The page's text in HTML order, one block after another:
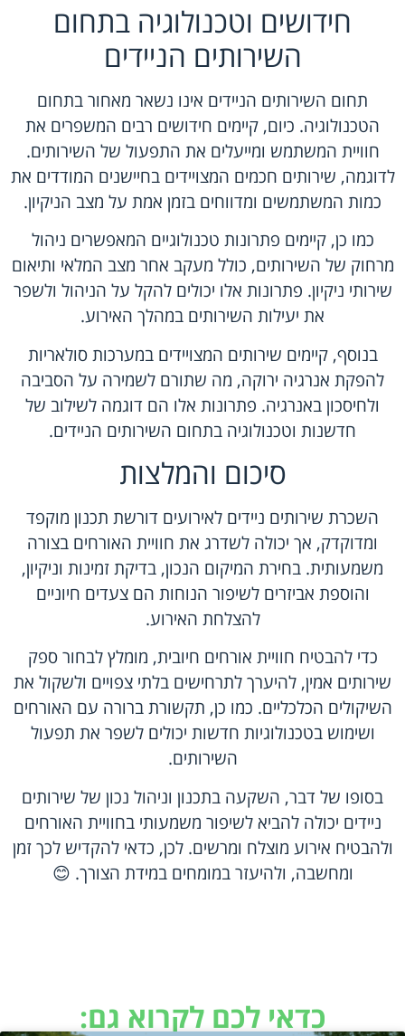
חידושים וטכנולוגיה בתחום
השירותים הניידים
תחום השירותים הניידים אינו נשאר מאחור בתחום
הטכנולוגיה. כיום, קיימים חידושים רבים המשפרים את
חוויית המשתמש ומייעלים את התפעול של השירותים.
לדוגמה, שירותים חכמים המצויידים בחיישנים המודדים את
כמות המשתמשים ומדווחים בזמן אמת על מצב הניקיון.
כמו כן, קיימים פתרונות טכנולוגיים המאפשרים ניהול
מרחוק של השירותים, כולל מעקב אחר מצב המלאי ותיאום
שירותי ניקיון. פתרונות אלו יכולים להקל על הניהול ולשפר
את יעילות השירותים במהלך האירוע.
בנוסף, קיימים שירותים המצויידים במערכות סולאריות
להפקת אנרגיה ירוקה, מה שתורם לשמירה על הסביבה
ולחיסכון באנרגיה. פתרונות אלו הם דוגמה לשילוב של
חדשנות וטכנולוגיה בתחום השירותים הניידים.
סיכום והמלצות
השכרת שירותים ניידים לאירועים דורשת תכנון מוקפד
ומדוקדק, אך יכולה לשדרג את חוויית האורחים בצורה
משמעותית. בחירת המיקום הנכון, בדיקת זמינות וניקיון,
והוספת אביזרים לשיפור הנוחות הם צעדים חיוניים
להצלחת האירוע.
כדי להבטיח חוויית אורחים חיובית, מומלץ לבחור ספק
שירותים אמין, להיערך לתרחישים בלתי צפויים ולשקול את
השיקולים הכלכליים. כמו כן, תקשורת ברורה עם האורחים
ושימוש בטכנולוגיות חדשות יכולים לשפר את תפעול
השירותים.
בסופו של דבר, השקעה בתכנון וניהול נכון של שירותים
ניידים יכולה להביא לשיפור משמעותי בחוויית האורחים
ולהבטיח אירוע מוצלח ומרשים. לכן, כדאי להקדיש לכך זמן
ומחשבה, ולהיעזר במומחים במידת הצורך. 😊
כדאי לכם לקרוא גם: